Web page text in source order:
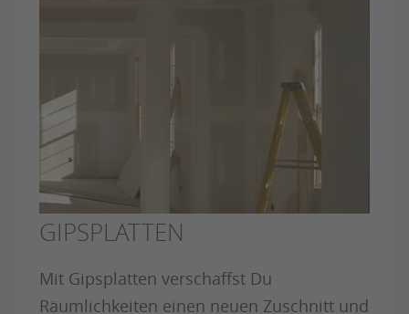
GIPSPLATTEN
Mit Gipsplatten verschaffst Du
Räumlichkeiten einen neuen Zuschnitt und